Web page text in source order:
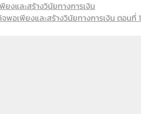
และสร้างวินัยทางการเงิน
เพียงและสร้างวินัยทางการเงิน ตอนที่ 1